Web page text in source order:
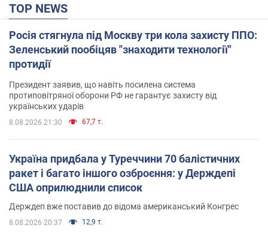
TOP NEWS
Росія стягнула під Москву три кола захисту ППО:
Зеленський пообіцяв "знаходити технології"
протидії
Президент заявив, що навіть посилена система
протиповітряної оборони РФ не гарантує захисту від
українських ударів
8.08.2026 21:30 67,7 т.
Україна придбала у Туреччини 70 балістичних
ракет і багато іншого озброєння: у Держдепі
США оприлюднили список
Держдеп вже поставив до відома американський Конгрес
8.08.2026 20:37 12,9 т.